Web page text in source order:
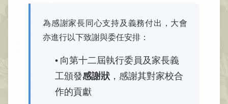
為感謝家長同心支持及義務付出，大會
亦進行以下致謝與委任安排：
• 向第十二屆執行委員及家長義
工頒發感謝狀 ，感謝其對家校合
作的貢獻